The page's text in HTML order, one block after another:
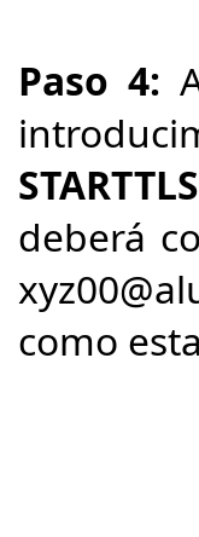
Paso 4:
deberá​
como